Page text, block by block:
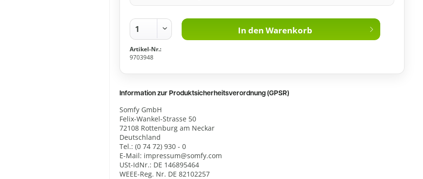
In den Warenkorb
Artikel-Nr.:
9703948
Information zur Produktsicherheitsverordnung (GPSR)
Somfy GmbH
Felix-Wankel-Strasse 50
72108 Rottenburg am Neckar
Deutschland
Tel.: (0 74 72) 930 - 0
E-Mail: impressum@somfy.com
USt-IdNr.: DE 146895464
WEEE-Reg. Nr. DE 82102257